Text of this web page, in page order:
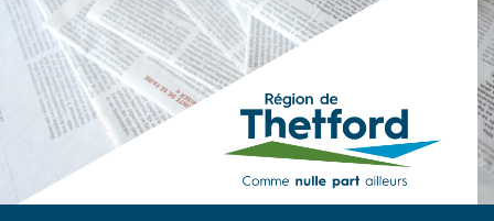
submenu (Documentation )